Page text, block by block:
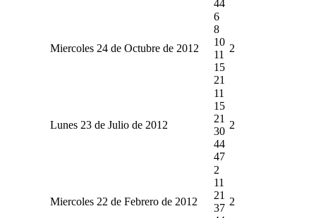
44
Miercoles 24 de Octubre de 2012
6
8
10
11
15
21
2
Lunes 23 de Julio de 2012
11
15
21
30
44
47
2
Miercoles 22 de Febrero de 2012
2
11
21
37
2